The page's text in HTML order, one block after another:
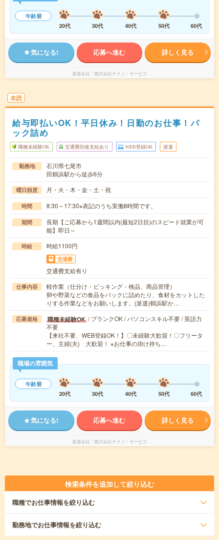
年齢層
20代
30代 40代 50代 60代
気になる! 応募へ進む 詳しく見る
派遣会社 株式会社テクノ・サービス
未読
給与即払いOK！平日休み！日勤のお仕事！パ
ック詰め
職種未経験OK 交通費別途支給あり WEB登録OK 派遣
勤務地
石川県七尾市
田鶴浜駅から徒歩6分
曜日頻度 月・火・木・金・土・祝
時間 8:30～17:30※表記のうち実働8時間です。
期間
長期【ご応募から1週間以内(最短2日目)のスピード就業が可
能】即日～
時給 時給1100円
交通費
交通費支給有り
仕事内容
軽作業（仕分け・ピッキング・検品、商品管理）
卵や野菜などの食品をパックに詰めたり、食材をカットした
りする作業などをお願いします。(派遣)鶴浜駅か…
応募資格 職種未経験OK / ブランクOK / パソコンスキル不要 / 英語力
不要
【来社不要、WEB登録OK！】〇未経験大歓迎！〇フリータ
ー、主婦(夫) 大歓迎！ ※お仕事の掛け持ち…
職場の雰囲気
年齢層
20代
30代 40代 50代 60代
気になる! 応募へ進む 詳しく見る
派遣会社 株式会社テクノ・サービス
検索条件を追加して絞り込む
職種でお仕事情報を絞り込む
勤務地でお仕事情報を絞り込む